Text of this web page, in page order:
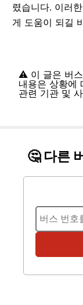
렸습니다. 이러
게 도움이 되길
⚠️ 이 글은 버스
내용은 상황에
관련 기관 및
🤔 다른